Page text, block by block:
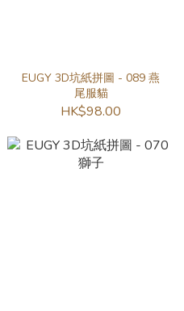
EUGY 3D坑紙拼圖 - 089 燕
尾服貓
HK$98.00